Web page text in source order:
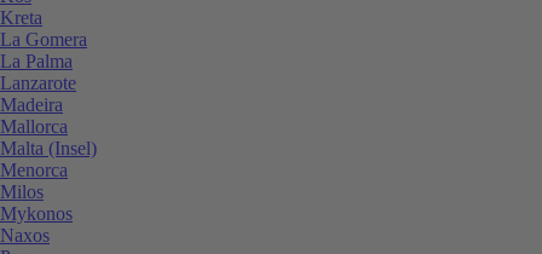
Kreta
La Gomera
La Palma
Lanzarote
Madeira
Mallorca
Malta (Insel)
Menorca
Milos
Mykonos
Naxos